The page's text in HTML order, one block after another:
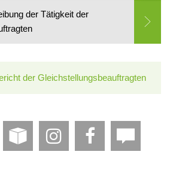
der Tätigkeit der
der Gleichstellungsbeauftragten